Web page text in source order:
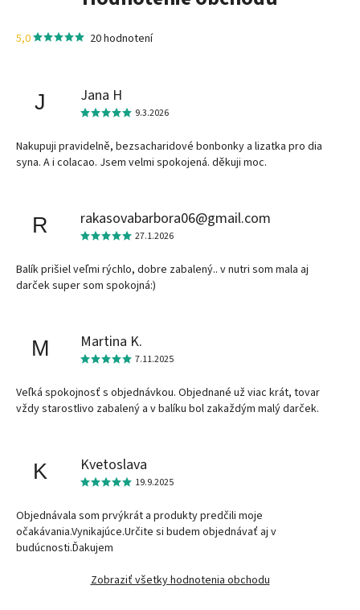
5,0 20 hodnotení
J Jana H
9.3.2026
Nakupuji pravidelně, bezsacharidové bonbonky a lizatka pro dia
syna. A i colacao. Jsem velmi spokojená. děkuji moc.
R rakasovabarbora06@gmail.com
27.1.2026
Balík prišiel veľmi rýchlo, dobre zabalený.. v nutri som mala aj
darček super som spokojná:)
M Martina K.
7.11.2025
Veľká spokojnosť s objednávkou. Objednané už viac krát, tovar
vždy starostlivo zabalený a v balíku bol zakaždým malý darček.
K Kvetoslava
19.9.2025
Objednávala som prvýkrát a produkty predčili moje
očakávania.Vynikajúce.Určite si budem objednávať aj v
budúcnosti.Ďakujem
Zobraziť všetky hodnotenia obchodu